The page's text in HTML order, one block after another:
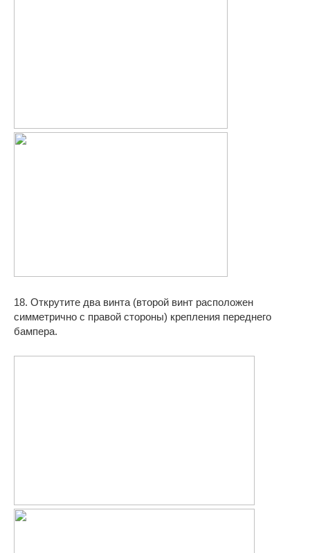
18. Открутите два винта (второй винт расположен
симметрично с правой стороны) крепления переднего
бампера.